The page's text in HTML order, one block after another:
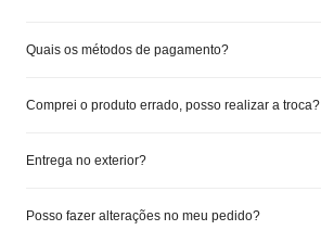
Quais os métodos de pagamento?
Comprei o produto errado, posso realizar a troca?
Entrega no exterior?
Posso fazer alterações no meu pedido?